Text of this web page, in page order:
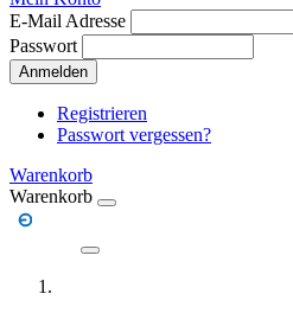
E-Mail Adresse
Passwort
Anmelden
Registrieren
Passwort vergessen?
Warenkorb
Warenkorb